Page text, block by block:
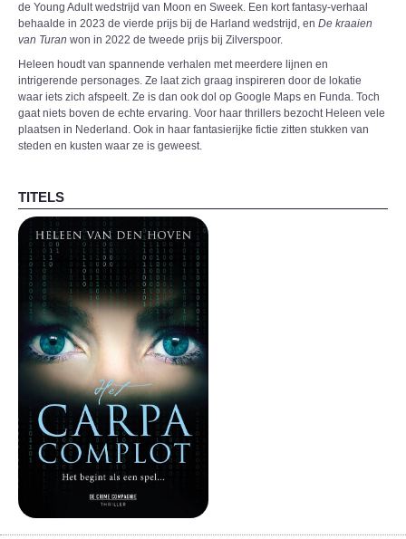
de Young Adult wedstrijd van Moon en Sweek. Een kort fantasy-verhaal
behaalde in 2023 de vierde prijs bij de Harland wedstrijd, en De kraaien
van Turan won in 2022 de tweede prijs bij Zilverspoor.
Heleen houdt van spannende verhalen met meerdere lijnen en
intrigerende personages. Ze laat zich graag inspireren door de lokatie
waar iets zich afspeelt. Ze is dan ook dol op Google Maps en Funda. Toch
gaat niets boven de echte ervaring. Voor haar thrillers bezocht Heleen vele
plaatsen in Nederland. Ook in haar fantasierijke fictie zitten stukken van
steden en kusten waar ze is geweest.
TITELS